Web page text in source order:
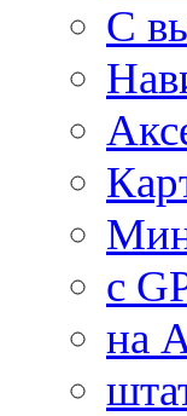
С
с
на